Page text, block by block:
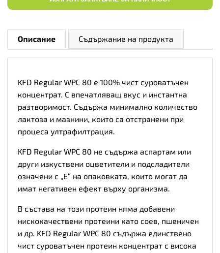
Описание Съдържание на продукта
KFD Regular WPC 80 е 100% чист суроватъчен
концентрат. С впечатляващ вкус и инстантна
разтворимост. Съдържа минимално количество
лактоза и мазнини, които са отстранени при
процеса ултрафилтрация.
KFD Regular WPC 80 не съдържа аспартам или
други изкуствени оцветители и подсладители
означени с „Е“ на опаковката, които могат да
имат негативен ефект върху организма.
В състава на този протеин няма добавени
нискокачествени протеини като соев, пшеничен
и др. KFD Regular WPC 80 съдържа единствено
чист суроватъчен протеин концентрат с висока